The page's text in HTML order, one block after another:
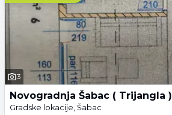
3
Novogradnja Šabac ( Trijangla )
Gradske lokacije, Šabac